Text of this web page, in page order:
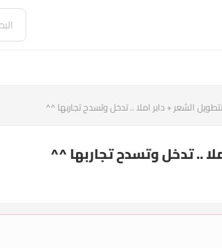
الشعر + دابر املا .. تدخل وتسدح تجاربها ^^
.. تدخل وتسدح تجاربها ^^